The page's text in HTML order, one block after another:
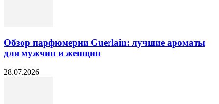
Обзор парфюмерии Guerlain: лучшие ароматы
для мужчин и женщин
28.07.2026